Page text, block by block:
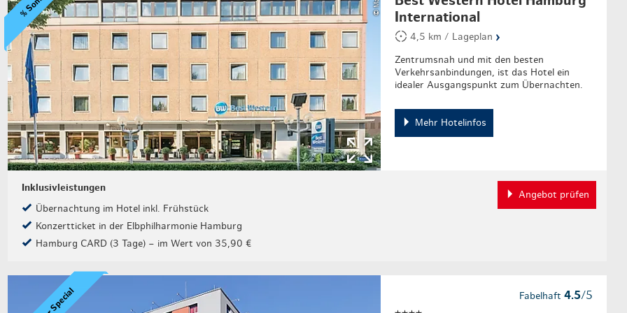
Weihnachten mit Bibi & Tina
International
4,5 km / Lageplan ›
Zentrumsnah und mit den besten
Verkehrsanbindungen, ist das Hotel ein
idealer Ausgangspunkt zum Übernachten.
Mehr Hotelinfos
Inklusivleistungen
Übernachtung im Hotel inkl. Frühstück
Konzertticket in der Elbphilharmonie Hamburg
Hamburg CARD (3 Tage) – im Wert von 35,90 €
Angebot prüfen
Fabelhaft 4.5/5